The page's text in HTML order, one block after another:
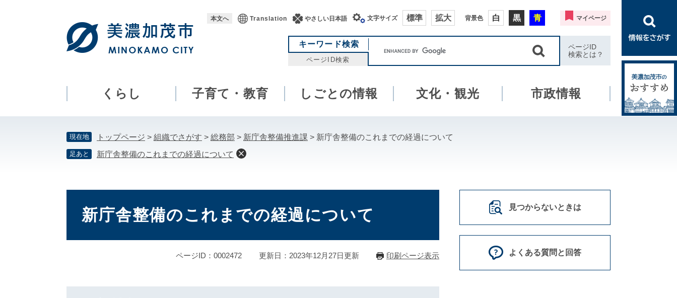
本
本文へ Translation やさしい日本語 文字サイズ 標準 拡大 背景色 白 黒 青 マイページ
キーワード検索
ページID検索
ワ
ド
索
ページID
検索とは？
くらし 子育て・教育 しごとの情報 文化・観光 市政情報
現在地 トップページ > 組織でさがす > 総務部 > 新庁舎整備推進課 > 新庁舎整備のこれまでの経過について
足あと 新庁舎整備のこれまでの経過について
新庁舎整備のこれまでの経過について
ページID：0002472 更新日：2023年12月27日更新 印刷ページ表示
見つからないときは
よくある質問と回答